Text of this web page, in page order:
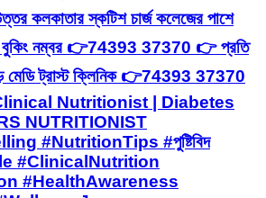
কলকাতার স্কটিশ চার্জ কলেজের পাশে
বুকিং নম্বর 👉74393 37370 👉 প্রতি
মেডি ট্রাস্ট ক্লিনিক 👉74393 37370
দে Clinical Nutritionist | Diabetes
NUTRITIONIST
#NutritionTips #পুষ্টিবিদ
#ClinicalNutrition
#HealthAwareness